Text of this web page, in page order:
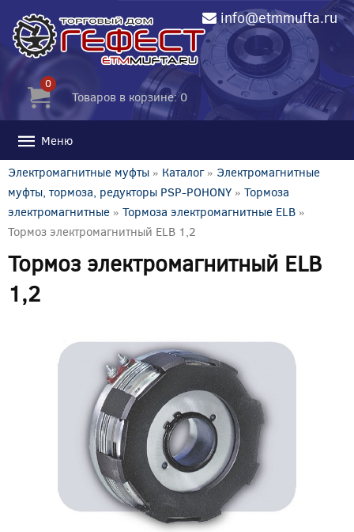
info@etmmufta.ru
0
Товаров в корзине: 0
Меню
Электромагнитные муфты » Каталог» Электромагнитные
муфты, тормоза, редукторы PSP-POHONY » Тормоза
электромагнитные » Тормоза электромагнитные ELB »
Тормоз электромагнитный ELB 1,2
Тормоз электромагнитный ELB
1,2